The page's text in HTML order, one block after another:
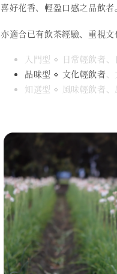
喜好花香、輕盈口感之品飲者。
亦適合已有飲茶經驗、重視文
入門型 ⋄ 日常輕飲者
品味型 ⋄ 文化輕飲者
知選型 ⋄ 風味輕飲者、